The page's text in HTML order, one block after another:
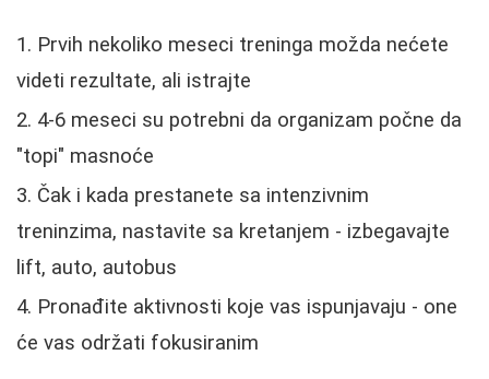
Prvih nekoliko meseci treninga možda nećete
videti rezultate, ali istrajte
4-6 meseci su potrebni da organizam počne da
"topi" masnoće
Čak i kada prestanete sa intenzivnim
treninzima, nastavite sa kretanjem - izbegavajte
lift, auto, autobus
Pronađite aktivnosti koje vas ispunjavaju - one
će vas održati fokusiranim